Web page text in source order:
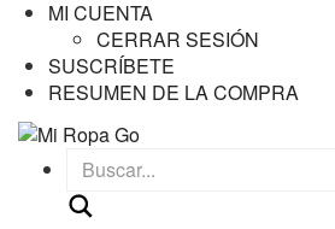
MI CUENTA
CERRAR SESIÓN
SUSCRÍBETE
RESUMEN DE LA COMPRA